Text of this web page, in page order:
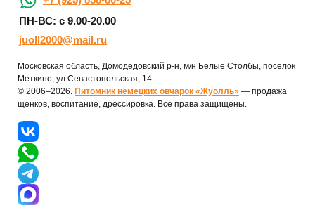
ПН-ВС: с 9.00-20.00
juoll2000@mail.ru
Московская область, Домодедовский р-н, м/н Белые Столбы, поселок
Меткино, ул.Севастопольская, 14.
© 2006–2026. Питомник немецких овчарок «Жуолль» — продажа
щенков, воспитание, дрессировка. Все права защищены.